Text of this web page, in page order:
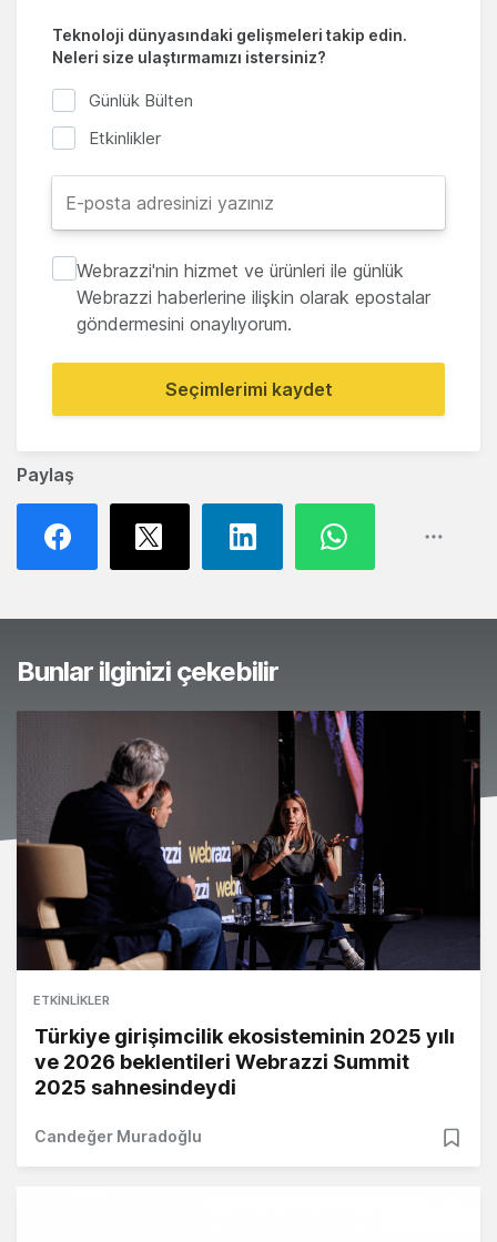
Paylaş
Teknoloji dünyasındaki gelişmeleri takip edin.
Neleri size ulaştırmamızı istersiniz?
Günlük Bülten
Etkinlikler
Webrazzi'nin hizmet ve ürünleri ile günlük
Webrazzi haberlerine ilişkin olarak epostalar
göndermesini onaylıyorum.
Seçimlerimi kaydet
Bunlar ilginizi çekebilir
ETKINLIKLER
Türkiye girişimcilik ekosisteminin 2025 yılı
ve 2026 beklentileri Webrazzi Summit
2025 sahnesindeydi
Candeğer Muradoğlu